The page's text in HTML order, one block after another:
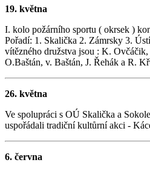
19. května
I. kolo požárního sportu ( okrsek )
Pořadí: 1. Skalička 2. Zámrsky 3.
vítězného družstva jsou : K.
O.Baštán, v. Baštán, J. Řehák a R.
26. května
Ve spolupráci s OÚ Skalička a
uspořádali tradiční kultůrní akci -
6. června